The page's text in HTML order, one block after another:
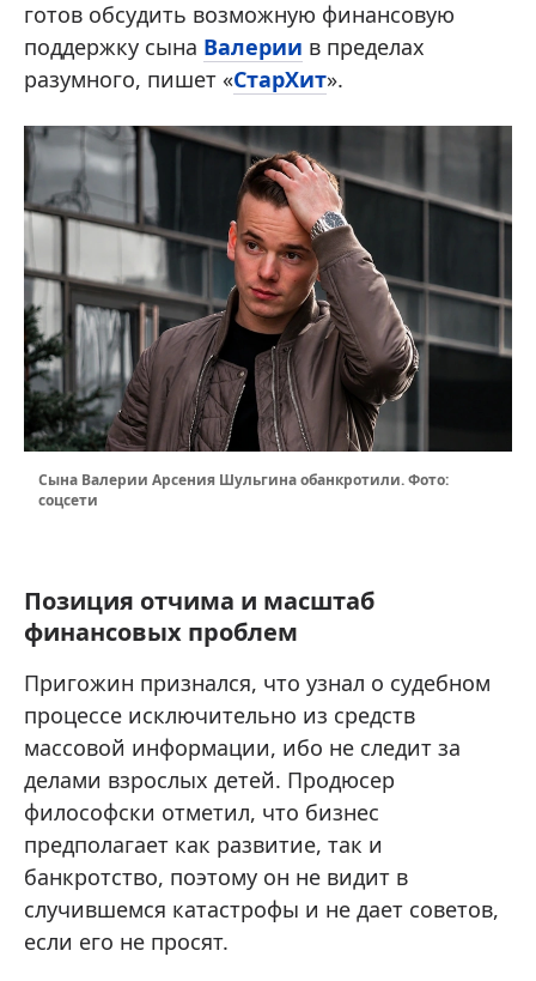
готов обсудить возможную финансовую
поддержку сына Валерии в пределах
разумного, пишет «СтарХит».
Сына Валерии Арсения Шульгина обанкротили. Фото:
соцсети
Позиция отчима и масштаб
финансовых проблем
Пригожин признался, что узнал о судебном
процессе исключительно из средств
массовой информации, ибо не следит за
делами взрослых детей. Продюсер
философски отметил, что бизнес
предполагает как развитие, так и
банкротство, поэтому он не видит в
случившемся катастрофы и не дает советов,
если его не просят.